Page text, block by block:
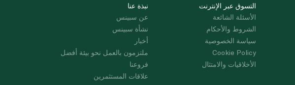
نبذة عنا
عن سبينس
نشأة سبينس
أخبار
ملتزمون بالعمل نحو بيئة أفضل
فروعنا
علاقات المستثمرين
التسوق عبر الإنترنت
الأسئلة الشائعة
الشروط والأحكام
سياسة الخصوصية
Cookie Policy
الأخلاقيات والامتثال